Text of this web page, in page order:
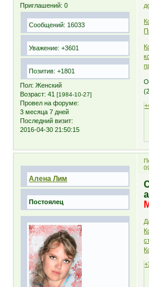
Приглашений: 0
Сообщений: 16033
Уважение: +3601
Позитив: +1801
Пол: Женский
Возраст: 41[1984-10-27]
Провел на форуме:
3 месяца 7 дней
Последний визит:
2016-04-30 21:50:15
Алена Лим
Постоялец